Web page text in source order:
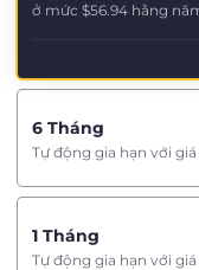
ở mức $56.94 hằng
6 Tháng
Tự động gia hạn với giá
1 Tháng
Tự động gia hạn với giá